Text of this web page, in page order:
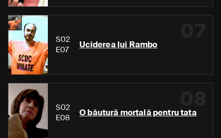
S02
E07
Uciderea lui Rambo
S02
E08
O băutură mortală pentru tata